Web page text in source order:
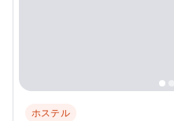
ホステル